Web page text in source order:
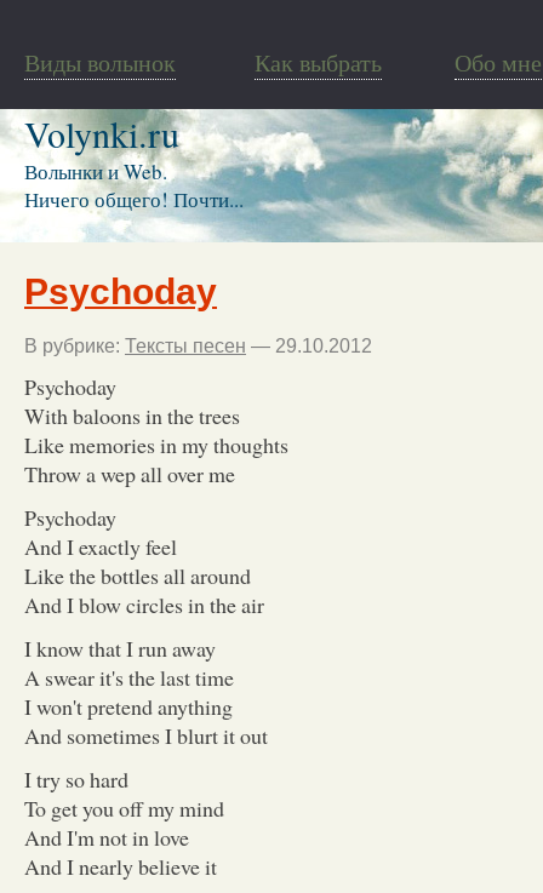
Виды волынок Как выбрать Обо мне
Volynki.ru
Волынки и Web.
Ничего общего! Почти...
Psychoday
В рубрике: Тексты песен — 29.10.2012
Psychoday
With baloons in the trees
Like memories in my thoughts
Throw a wep all over me
Psychoday
And I exactly feel
Like the bottles all around
And I blow circles in the air
I know that I run away
A swear it's the last time
I won't pretend anything
And sometimes I blurt it out
I try so hard
To get you off my mind
And I'm not in love
And I nearly believe it